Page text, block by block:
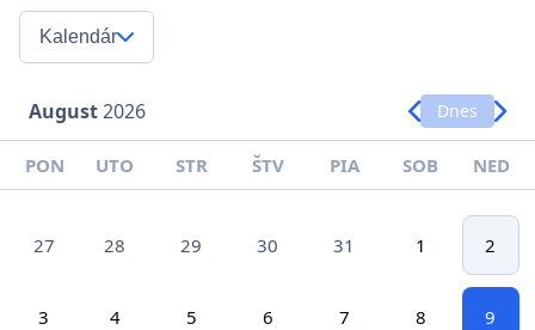
Kalendár
August2026 Dnes
PON UTO STR ŠTV PIA SOB NED
27 28 29 30 31 1 2
3 4 5 6 7 8 9